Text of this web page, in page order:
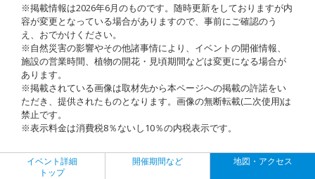
※掲載情報は2026年6月のものです。随時更新をしておりますが内
容が変更となっている場合がありますので、事前にご確認のう
え、おでかけください。
※自然災害の影響やその他諸事情により、イベントの開催情報、
施設の営業時間、植物の開花・見頃期間などは変更になる場合が
あります。
※掲載されている画像は取材先から本ページへの掲載の許諾をい
ただき、提供されたものとなります。画像の無断転載(二次使用)は
禁止です。
※表示料金は消費税8％ないし10％の内税表示です。
イベント詳細
トップ
開催期間など 地図・アクセス